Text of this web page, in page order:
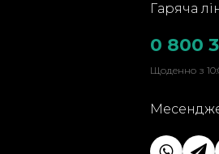
Гаряча
0 800
Щоденно з